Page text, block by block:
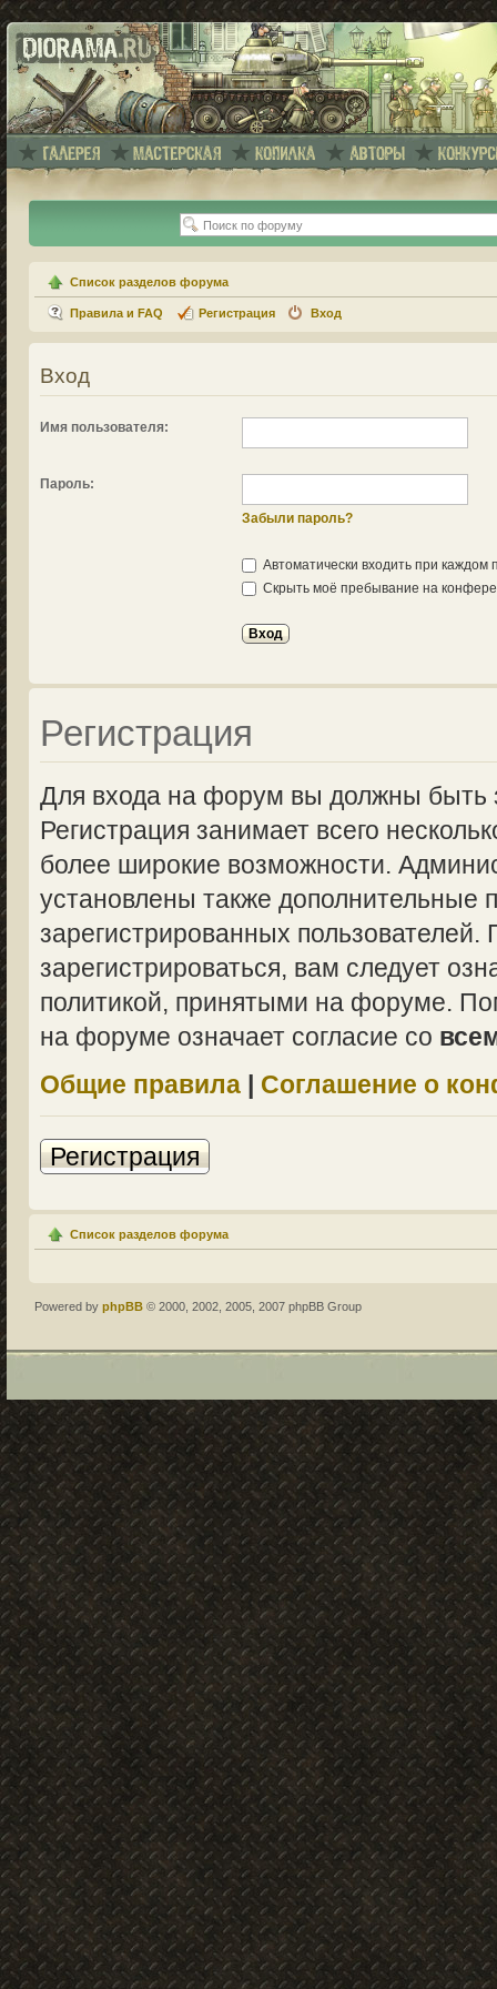
Список разделов форума
Правила и FAQ Регистрация Вход
Вход
Имя пользователя:
Пароль:
Забыли пароль?
Автоматически входить при каждом
Скрыть моё пребывание на
Регистрация
Для входа на форум вы должны быть
Регистрация занимает всего
более широкие возможности.
установлены также дополнительные
зарегистрированных
зарегистрироваться, вам следует
политикой, принятыми на форуме.
на форуме означает согласие со
Общие правила | Соглашение о
Регистрация
Список разделов форума
Powered by phpBB © 2000, 2002, 2005, 2007 phpBB Group